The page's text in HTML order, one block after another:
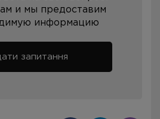
и мы предоставим
информацию
запитання